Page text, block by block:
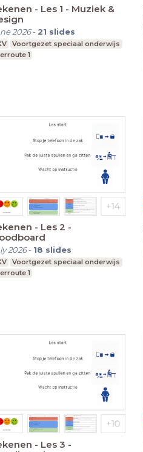
- Les 1 - Muziek &
2026- 21 slides
Voortgezet speciaal onderwijs
1
- Les 2 -
2026- 18 slides
Voortgezet speciaal onderwijs
1
- Les 3 -